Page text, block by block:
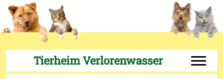
Tierheim Verlorenwasser Off-